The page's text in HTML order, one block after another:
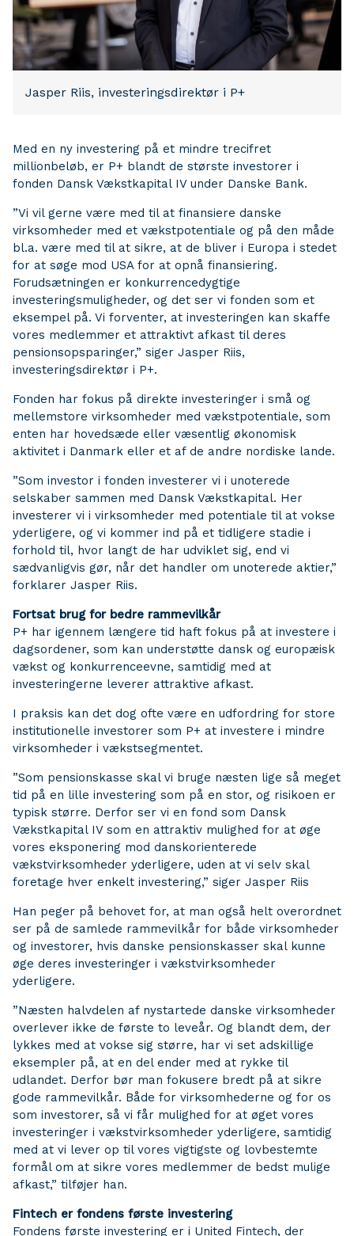
Jasper Riis, investeringsdirektør i P+
Med en ny investering på et mindre trecifret
millionbeløb, er P+ blandt de største investorer i
fonden Dansk Vækstkapital IV under Danske Bank.
”Vi vil gerne være med til at finansiere danske
virksomheder med et vækstpotentiale og på den måde
bl.a. være med til at sikre, at de bliver i Europa i stedet
for at søge mod USA for at opnå finansiering.
Forudsætningen er konkurrencedygtige
investeringsmuligheder, og det ser vi fonden som et
eksempel på. Vi forventer, at investeringen kan skaffe
vores medlemmer et attraktivt afkast til deres
pensionsopsparinger,” siger Jasper Riis,
investeringsdirektør i P+.
Fonden har fokus på direkte investeringer i små og
mellemstore virksomheder med vækstpotentiale, som
enten har hovedsæde eller væsentlig økonomisk
aktivitet i Danmark eller et af de andre nordiske lande.
”Som investor i fonden investerer vi i unoterede
selskaber sammen med Dansk Vækstkapital. Her
investerer vi i virksomheder med potentiale til at vokse
yderligere, og vi kommer ind på et tidligere stadie i
forhold til, hvor langt de har udviklet sig, end vi
sædvanligvis gør, når det handler om unoterede aktier,”
forklarer Jasper Riis.
Fortsat brug for bedre rammevilkår
P+ har igennem længere tid haft fokus på at investere i
dagsordener, som kan understøtte dansk og europæisk
vækst og konkurrenceevne, samtidig med at
investeringerne leverer attraktive afkast.
I praksis kan det dog ofte være en udfordring for store
institutionelle investorer som P+ at investere i mindre
virksomheder i vækstsegmentet.
”Som pensionskasse skal vi bruge næsten lige så meget
tid på en lille investering som på en stor, og risikoen er
typisk større. Derfor ser vi en fond som Dansk
Vækstkapital IV som en attraktiv mulighed for at øge
vores eksponering mod danskorienterede
vækstvirksomheder yderligere, uden at vi selv skal
foretage hver enkelt investering,” siger Jasper Riis
Han peger på behovet for, at man også helt overordnet
ser på de samlede rammevilkår for både virksomheder
og investorer, hvis danske pensionskasser skal kunne
øge deres investeringer i vækstvirksomheder
yderligere.
”Næsten halvdelen af nystartede danske virksomheder
overlever ikke de første to leveår. Og blandt dem, der
lykkes med at vokse sig større, har vi set adskillige
eksempler på, at en del ender med at rykke til
udlandet. Derfor bør man fokusere bredt på at sikre
gode rammevilkår. Både for virksomhederne og for os
som investorer, så vi får mulighed for at øget vores
investeringer i vækstvirksomheder yderligere, samtidig
med at vi lever op til vores vigtigste og lovbestemte
formål om at sikre vores medlemmer de bedst mulige
afkast,” tilføjer han.
Fintech er fondens første investering
Fondens første investering er i United Fintech, der